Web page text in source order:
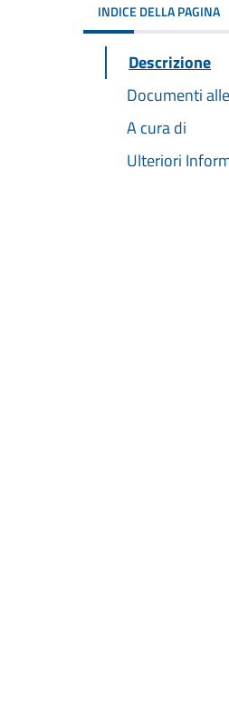
INDICE DELLA PAGINA
Descrizione
Documenti
A cura di
Ulteriori